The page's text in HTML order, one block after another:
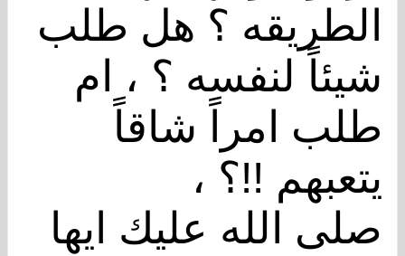
الطريقه ؟ هل طلب
شيئاً لنفسه ؟ ، ام
طلب امراً شاقاً
يتعبهم !!؟ ،
صلى الله عليك ايها